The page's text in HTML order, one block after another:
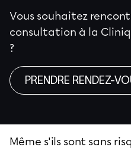
Vous souhaitez
consultation à la
?
PRENDRE RENDEZ-
Même s'ils sont sans